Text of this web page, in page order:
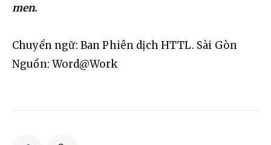
men.
Chuyển ngữ: Ban Phiên dịch HTTL. Sài Gòn
Nguồn: Word@Work